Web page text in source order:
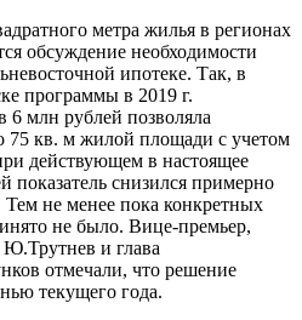
метра жилья в регионах
обсуждение необходимости
ипотеке. Так, в
программы в 2019 г.
6 млн рублей позволяла
75 кв. м жилой площади с учетом
действующем в настоящее
показатель снизился примерно
не менее пока конкретных
не было. Вице-премьер,
и глава
отмечали, что решение
текущего года.